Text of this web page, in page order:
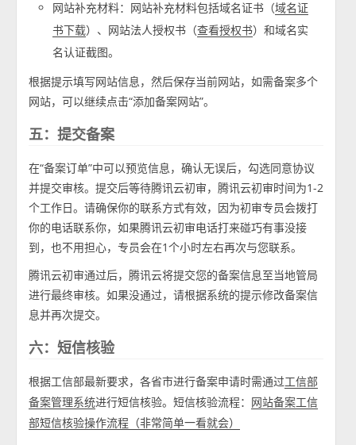
网站补充材料：网站补充材料包括域名证书（域名证
书下载）、网站法人授权书（查看授权书）和域名实
名认证截图。
根据提示填写网站信息，然后保存当前网站，如需备案多个
网站，可以继续点击“添加备案网站”。
五：提交备案
在“备案订单”中可以预览信息，确认无误后，勾选同意协议
并提交审核。提交后等待腾讯云初审，腾讯云初审时间为1-2
个工作日。请确保你的联系方式有效，因为初审专员会拨打
你的电话联系你，如果腾讯云初审电话打来碰巧有事没接
到，也不用担心，专员会在1个小时左右再次与您联系。
腾讯云初审通过后，腾讯云将提交您的备案信息至当地管局
进行最终审核。如果没通过，请根据系统的提示修改备案信
息并再次提交。
六：短信核验
根据工信部最新要求，各省市进行备案申请时需通过工信部
备案管理系统进行短信核验。短信核验流程：
网站备案工信
部短信核验操作流程（非常简单一看就会）